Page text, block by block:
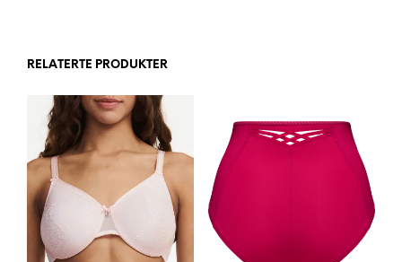
RELATERTE PRODUKTER